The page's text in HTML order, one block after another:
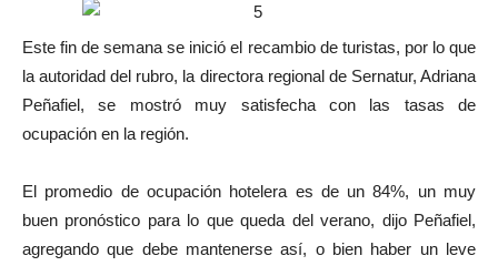
Este fin de semana se inició el recambio de turistas, por lo que
la autoridad del rubro, la directora regional de Sernatur, Adriana
Peñafiel, se mostró muy satisfecha con las tasas de
ocupación en la región.
El promedio de ocupación hotelera es de un 84%, un muy
buen pronóstico para lo que queda del verano, dijo Peñafiel,
agregando que debe mantenerse así, o bien haber un leve